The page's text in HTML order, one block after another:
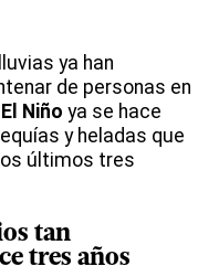
ya han
de personas en
El Niño ya se hace
y heladas que
últimos tres
tan
tres años